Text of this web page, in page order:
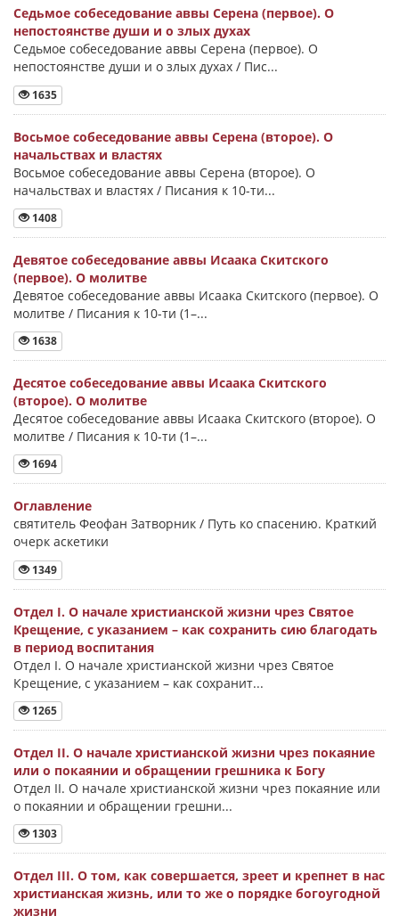
Седьмое собеседование аввы Серена (первое). О
непостоянстве души и о злых духах
Седьмое собеседование аввы Серена (первое). О
непостоянстве души и о злых духах / Пис...
1635
Восьмое собеседование аввы Серена (второе). О
начальствах и властях
Восьмое собеседование аввы Серена (второе). О
начальствах и властях / Писания к 10-ти...
1408
Девятое собеседование аввы Исаака Скитского
(первое). О молитве
Девятое собеседование аввы Исаака Скитского (первое). О
молитве / Писания к 10-ти (1–...
1638
Десятое собеседование аввы Исаака Скитского
(второе). О молитве
Десятое собеседование аввы Исаака Скитского (второе). О
молитве / Писания к 10-ти (1–...
1694
Оглавление
святитель Феофан Затворник / Путь ко спасению. Краткий
очерк аскетики
1349
Отдел I. О начале христианской жизни чрез Святое
Крещение, с указанием – как сохранить сию благодать
в период воспитания
Отдел I. О начале христианской жизни чрез Святое
Крещение, с указанием – как сохранит...
1265
Отдел II. О начале христианской жизни чрез покаяние
или о покаянии и обращении грешника к Богу
Отдел II. О начале христианской жизни чрез покаяние или
о покаянии и обращении грешни...
1303
Отдел III. О том, как совершается, зреет и крепнет в нас
христианская жизнь, или то же о порядке богоугодной
жизни